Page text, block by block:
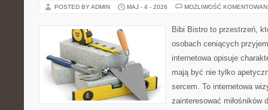
POSTED BY ADMIN MAJ - 4 - 2026 MOŻLIWOŚĆ
Bibi Bistro to przestrzeń,
osobach ceniących
internetowa opisuje
mają być nie tylko
sercem. To internetowa
zainteresować miłośników